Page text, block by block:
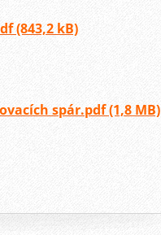
(843,2 kB)
spár.pdf (1,8 MB)